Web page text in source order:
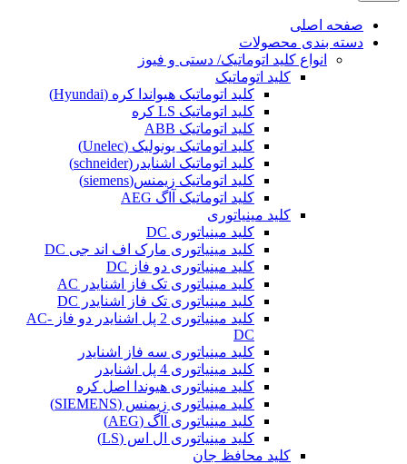
صفحه اصلی
دسته بندی محصولات
انواع کلید اتوماتیک/ دستی و فیوز
کلید اتوماتیک
کلید اتوماتیک هیواندا کره (Hyundai)
کلید اتوماتیک LS کره
کلید اتوماتیک ABB
کلید اتوماتیک یونولیک (Unelec)
کلید اتوماتیک اشنایدر(schneider)
کلید اتوماتیک زیمنس(siemens)
کلید اتوماتیک آاگ AEG
کلید مینیاتوری
کلید مینیاتوری DC
کلید مینیاتوری مارک اف اند جی DC
کلید مینیاتوری دو فاز DC
کلید مینیاتوری تک فاز اشنایدر AC
کلید مینیاتوری تک فاز اشنایدر DC
کلید مینیاتوری 2 پل اشنایدر دو فاز AC-
DC
کلید مینیاتوری سه فاز اشنایدر
کلید مینیاتوری 4 پل اشنایدر
کلید مینیاتوری هیوندا اصل کره
کلید مینیاتوری زیمنس (SIEMENS)
کلید مینیاتوری آاگ (AEG)
کلید مینیاتوری ال اس (LS)
کلید محافظ جان